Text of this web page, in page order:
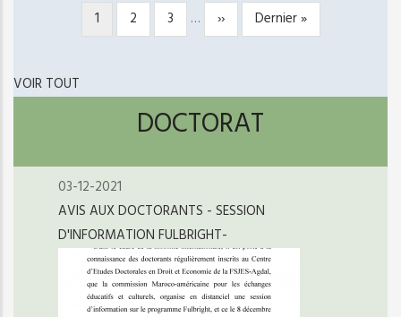
PAGINATIONPage
courante
1 Page
2 Page
3 …
Page
suivante
››
Dernière
page
Dernier »
VOIR TOUT
DOCTORAT
03-12-2021
AVIS AUX DOCTORANTS - SESSION
D'INFORMATION FULBRIGHT-